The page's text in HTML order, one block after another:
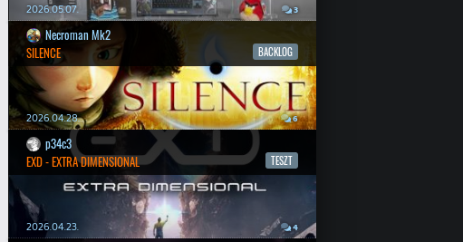
2026.05.07. 3
Necroman Mk2
SILENCE
BACKLOG
2026.04.28. 6
p34c3
EXD - EXTRA DIMENSIONAL
TESZT
2026.04.23. 4